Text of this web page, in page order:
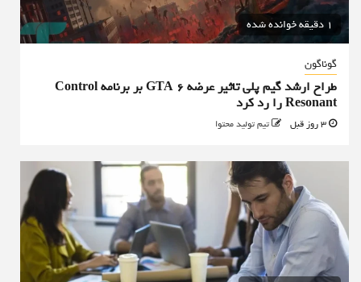
1 دقیقه خوانده شده
گوناگون
طراح ارشد گیم پلی تاثیر عرضه GTA 6 بر برنامه Control
Resonant را رد کرد
تیم تولید محتوا